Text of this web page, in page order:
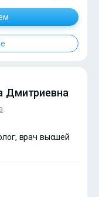
Дмитриевна
врач высшей